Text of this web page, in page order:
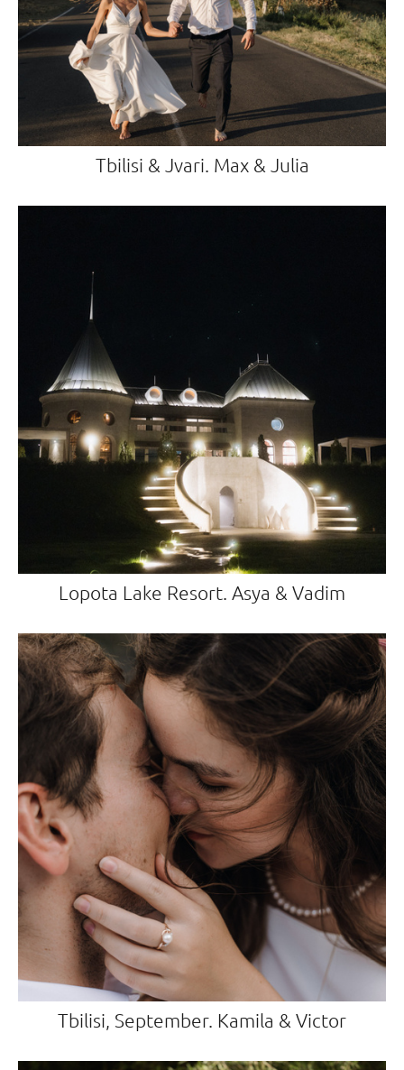
Tbilisi & Jvari. Max & Julia
Lopota Lake Resort. Asya & Vadim
Tbilisi, September. Kamila & Victor